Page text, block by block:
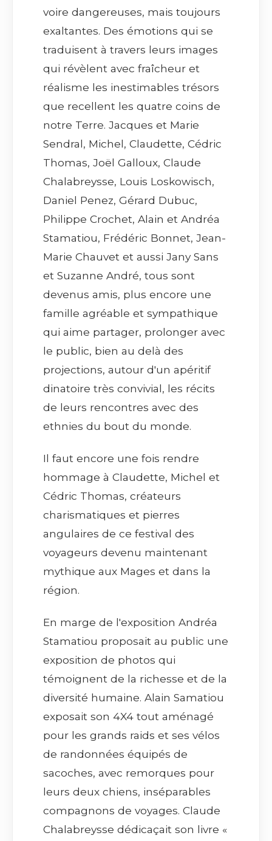
voire dangereuses, mais toujours
exaltantes. Des émotions qui se
traduisent à travers leurs images
qui révèlent avec fraîcheur et
réalisme les inestimables trésors
que recellent les quatre coins de
notre Terre. Jacques et Marie
Sendral, Michel, Claudette, Cédric
Thomas, Joël Galloux, Claude
Chalabreysse, Louis Loskowisch,
Daniel Penez, Gérard Dubuc,
Philippe Crochet, Alain et Andréa
Stamatiou, Frédéric Bonnet, Jean-
Marie Chauvet et aussi Jany Sans
et Suzanne André, tous sont
devenus amis, plus encore une
famille agréable et sympathique
qui aime partager, prolonger avec
le public, bien au delà des
projections, autour d'un apéritif
dinatoire très convivial, les récits
de leurs rencontres avec des
ethnies du bout du monde.
Il faut encore une fois rendre
hommage à Claudette, Michel et
Cédric Thomas, créateurs
charismatiques et pierres
angulaires de ce festival des
voyageurs devenu maintenant
mythique aux Mages et dans la
région.
En marge de l'exposition Andréa
Stamatiou proposait au public une
exposition de photos qui
témoignent de la richesse et de la
diversité humaine. Alain Samatiou
exposait son 4X4 tout aménagé
pour les grands raids et ses vélos
de randonnées équipés de
sacoches, avec remorques pour
leurs deux chiens, inséparables
compagnons de voyages. Claude
Chalabreysse dédicaçait son livre «